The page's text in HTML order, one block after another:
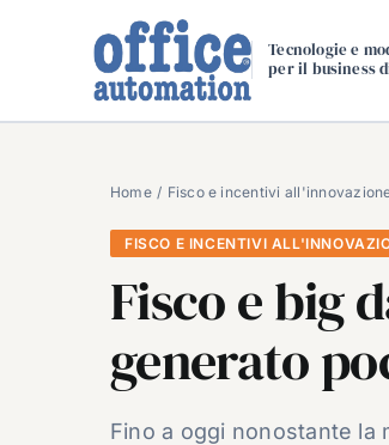
Tecnologie e
per il business
Home Fisco e incentivi
FISCO E INCENTIVI
Fisco e big
generato
Fino a oggi nonostante la